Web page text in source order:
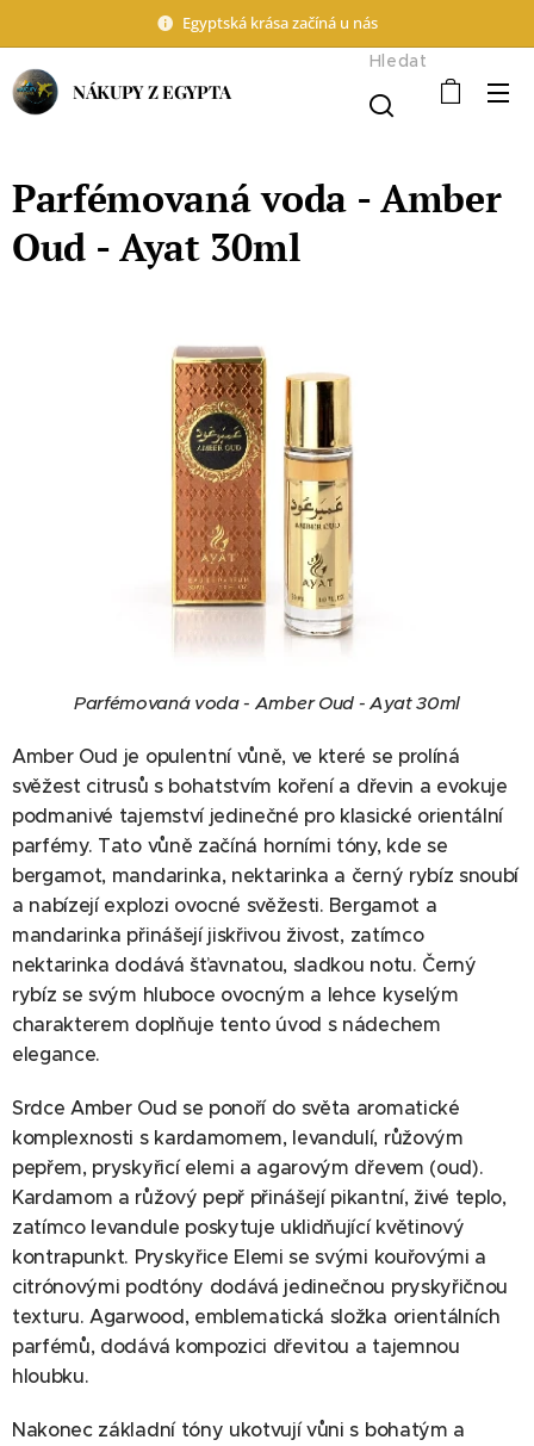
Egyptská krása začíná u nás
NÁKUPY Z EGYPTA
Hledat
Parfémovaná voda - Amber
Oud - Ayat 30ml
Parfémovaná voda - Amber Oud - Ayat 30ml
Amber Oud je opulentní vůně, ve které se prolíná
svěžest citrusů s bohatstvím koření a dřevin a evokuje
podmanivé tajemství jedinečné pro klasické orientální
parfémy. Tato vůně začíná horními tóny, kde se
bergamot, mandarinka, nektarinka a černý rybíz snoubí
a nabízejí explozi ovocné svěžesti. Bergamot a
mandarinka přinášejí jiskřivou živost, zatímco
nektarinka dodává šťavnatou, sladkou notu. Černý
rybíz se svým hluboce ovocným a lehce kyselým
charakterem doplňuje tento úvod s nádechem
elegance.
Srdce Amber Oud se ponoří do světa aromatické
komplexnosti s kardamomem, levandulí, růžovým
pepřem, pryskyřicí elemi a agarovým dřevem (oud).
Kardamom a růžový pepř přinášejí pikantní, živé teplo,
zatímco levandule poskytuje uklidňující květinový
kontrapunkt. Pryskyřice Elemi se svými kouřovými a
citrónovými podtóny dodává jedinečnou pryskyřičnou
texturu. Agarwood, emblematická složka orientálních
parfémů, dodává kompozici dřevitou a tajemnou
hloubku.
Nakonec základní tóny ukotvují vůni s bohatým a